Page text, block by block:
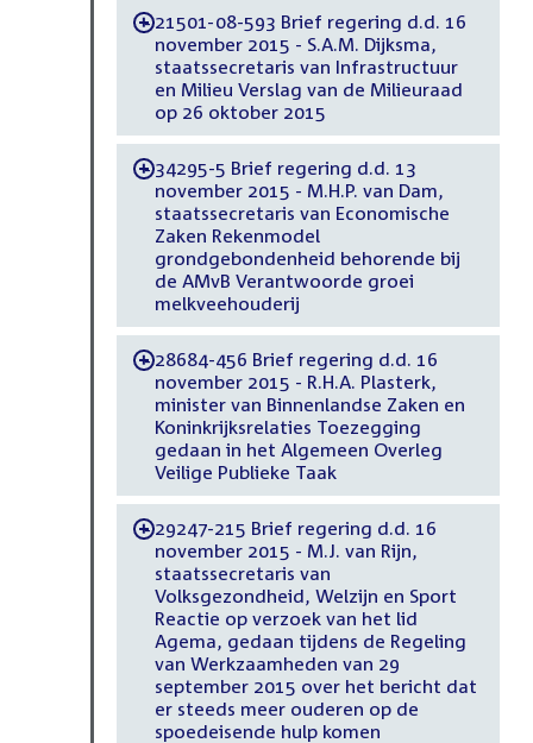
-21501-08-593 Brief regering d.d. 16
november 2015 - S.A.M. Dijksma,
staatssecretaris van Infrastructuur
en Milieu Verslag van de Milieuraad
op 26 oktober 2015
-34295-5 Brief regering d.d. 13
november 2015 - M.H.P. van Dam,
staatssecretaris van Economische
Zaken Rekenmodel
grondgebondenheid behorende bij
de AMvB Verantwoorde groei
melkveehouderij
-28684-456 Brief regering d.d. 16
november 2015 - R.H.A. Plasterk,
minister van Binnenlandse Zaken en
Koninkrijksrelaties Toezegging
gedaan in het Algemeen Overleg
Veilige Publieke Taak
-29247-215 Brief regering d.d. 16
november 2015 - M.J. van Rijn,
staatssecretaris van
Volksgezondheid, Welzijn en Sport
Reactie op verzoek van het lid
Agema, gedaan tijdens de Regeling
van Werkzaamheden van 29
september 2015 over het bericht dat
er steeds meer ouderen op de
spoedeisende hulp komen